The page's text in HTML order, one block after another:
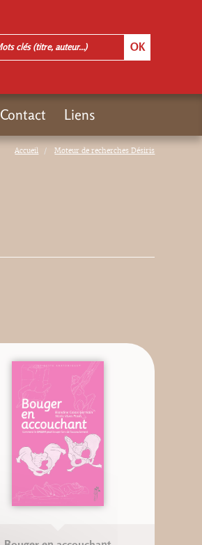
Accueil Moteur de recherches Désiris
Contact Liens